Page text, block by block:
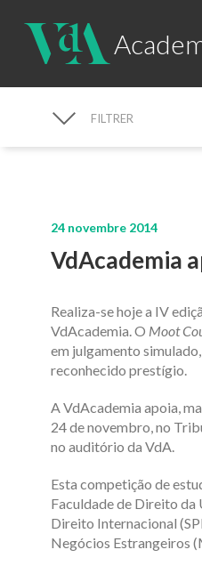
RECHERCHE
FILTRER
24 novembre 2014
VdAcademia
Realiza-se hoje a IV
VdAcademia. O Moot
em julgamento
reconhecido prestígio.
A VdAcademia apoia,
24 de novembro, no
no auditório da VdA.
Esta competição de
Faculdade de Direito da
Direito Internacional
Negócios Estrangeiros